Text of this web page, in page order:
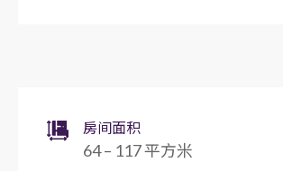
房间面积
64 – 117 平方米